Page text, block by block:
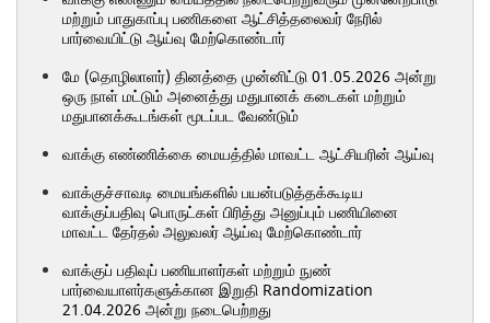
மற்றும் பாதுகாப்பு பணிகளை ஆட்சித்தலைவர் நேரில்
பார்வையிட்டு ஆய்வு மேற்கொண்டார்
மே (தொழிலாளர்) தினத்தை முன்னிட்டு 01.05.2026 அன்று
ஒரு நாள் மட்டும் அனைத்து மதுபானக் கடைகள் மற்றும்
மதுபானக்கூடங்கள் மூடப்பட வேண்டும்
வாக்கு எண்ணிக்கை மையத்தில் மாவட்ட ஆட்சியரின் ஆய்வு
வாக்குச்சாவடி மையங்களில் பயன்படுத்தக்கூடிய
வாக்குப்பதிவு பொருட்கள் பிரித்து அனுப்பும் பணியினை
மாவட்ட தேர்தல் அலுவலர் ஆய்வு மேற்கொண்டார்
வாக்குப் பதிவுப் பணியாளர்கள் மற்றும் நுண்
பார்வையாளர்களுக்கான இறுதி Randomization
21.04.2026 அன்று நடைபெற்றது